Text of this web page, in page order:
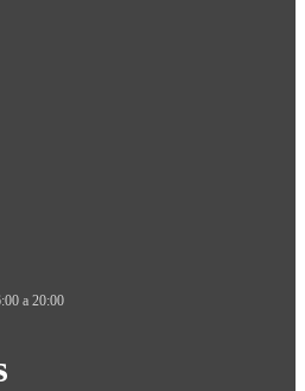
a 20:00